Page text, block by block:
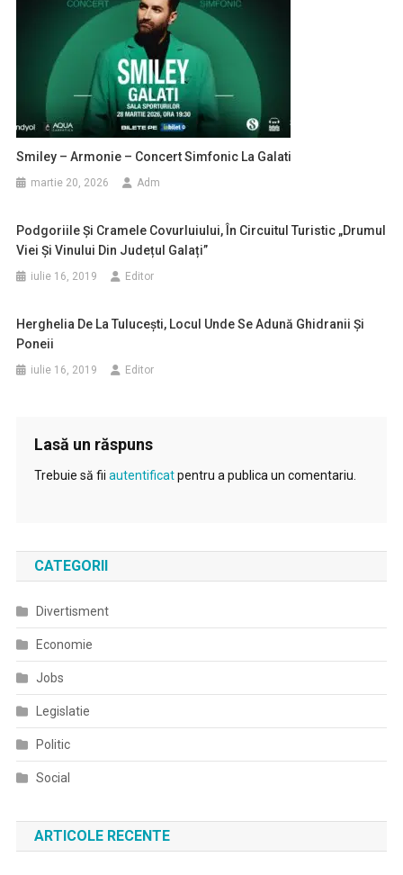
Smiley – Armonie – Concert Simfonic La Galati
martie 20, 2026 Adm
Podgoriile Și Cramele Covurluiului, În Circuitul Turistic „Drumul
Viei Și Vinului Din Județul Galați”
iulie 16, 2019 Editor
Herghelia De La Tulucești, Locul Unde Se Adună Ghidranii Și
Poneii
iulie 16, 2019 Editor
Lasă un răspuns
Trebuie să fii autentificatpentru a publica un comentariu.
CATEGORII
Divertisment
Economie
Jobs
Legislatie
Politic
Social
ARTICOLE RECENTE